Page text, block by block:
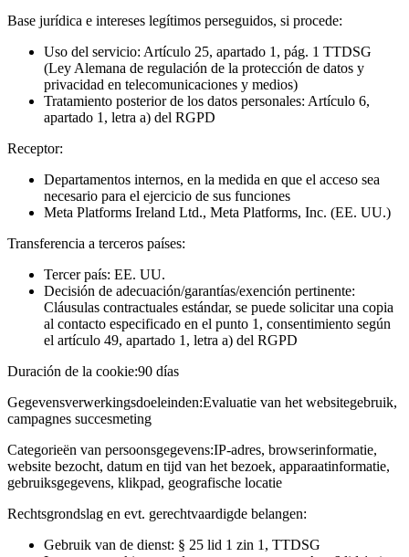
Base jurídica e intereses legítimos perseguidos, si procede:
Uso del servicio: Artículo 25, apartado 1, pág. 1 TTDSG
(Ley Alemana de regulación de la protección de datos y
privacidad en telecomunicaciones y medios)
Tratamiento posterior de los datos personales: Artículo 6,
apartado 1, letra a) del RGPD
Receptor:
Departamentos internos, en la medida en que el acceso sea
necesario para el ejercicio de sus funciones
Meta Platforms Ireland Ltd., Meta Platforms, Inc. (EE. UU.)
Transferencia a terceros países:
Tercer país: EE. UU.
Decisión de adecuación/garantías/exención pertinente:
Cláusulas contractuales estándar, se puede solicitar una copia
al contacto especificado en el punto 1, consentimiento según
el artículo 49, apartado 1, letra a) del RGPD
Duración de la cookie:90 días
Gegevensverwerkingsdoeleinden:Evaluatie van het websitegebruik,
campagnes succesmeting
Categorieën van persoonsgegevens:IP-adres, browserinformatie,
website bezocht, datum en tijd van het bezoek, apparaatinformatie,
gebruiksgegevens, klikpad, geografische locatie
Rechtsgrondslag en evt. gerechtvaardigde belangen:
Gebruik van de dienst: § 25 lid 1 zin 1, TTDSG